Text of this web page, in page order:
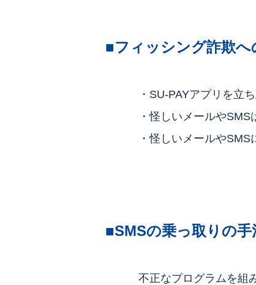
■フィッシング詐欺へ
・SU-PAYアプリを立
・怪しいメールやSMS
・怪しいメールや
■SMSの乗っ取りの手
不正なプログラムを組